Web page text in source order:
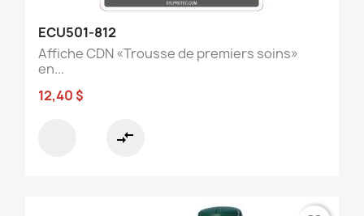
ECU501-812
Affiche CDN «Trousse de premiers soins»
en...
12,40 $
compare_arrows